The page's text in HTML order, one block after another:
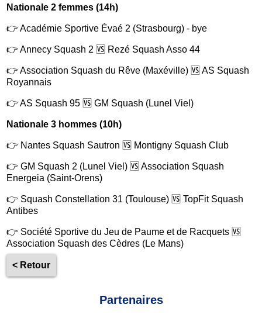
Nationale 2 femmes (14h)
👉 Académie Sportive Évaé 2 (Strasbourg) - bye
👉 Annecy Squash 2 🆚 Rezé Squash Asso 44
👉 Association Squash du Rêve (Maxéville) 🆚 AS Squash
Royannais
👉 AS Squash 95 🆚 GM Squash (Lunel Viel)
Nationale 3 hommes (10h)
👉 Nantes Squash Sautron 🆚 Montigny Squash Club
👉 GM Squash 2 (Lunel Viel) 🆚 Association Squash
Energeia (Saint-Orens)
👉 Squash Constellation 31 (Toulouse) 🆚 TopFit Squash
Antibes
👉 Société Sportive du Jeu de Paume et de Racquets 🆚
Association Squash des Cèdres (Le Mans)
< Retour
Partenaires